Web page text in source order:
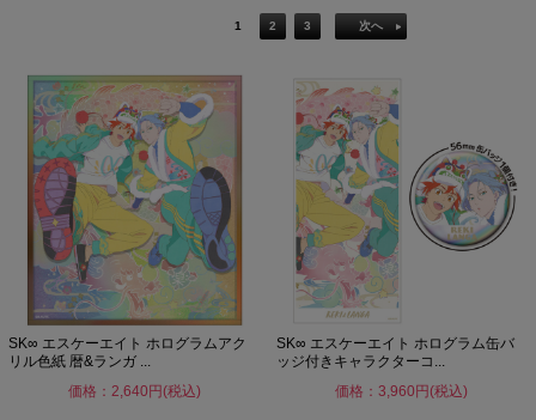
1 2 3 次へ
SK∞ エスケーエイト ホログラムアク
リル色紙 暦&ランガ ...
価格：2,640円(税込)
SK∞ エスケーエイト ホログラム缶バ
ッジ付きキャラクターコ...
価格：3,960円(税込)